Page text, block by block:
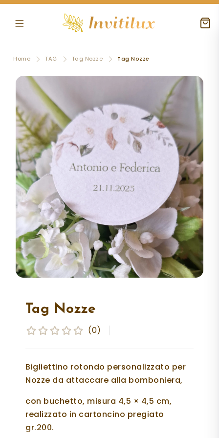
Home TAG Tag Nozze Tag Nozze
Tag Nozze
(0)
Bigliettino rotondo personalizzato per
Nozze da attaccare alla bomboniera,
con buchetto, misura 4,5 × 4,5 cm,
realizzato in cartoncino pregiato
gr.200.